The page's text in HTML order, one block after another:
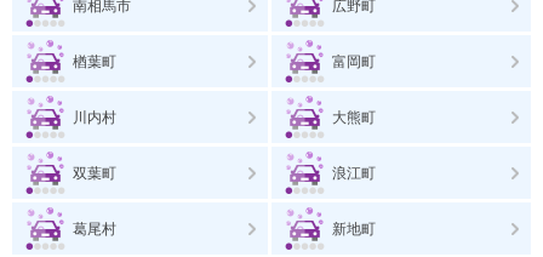
南相馬市 広野町
楢葉町 富岡町
川内村 大熊町
双葉町 浪江町
葛尾村 新地町